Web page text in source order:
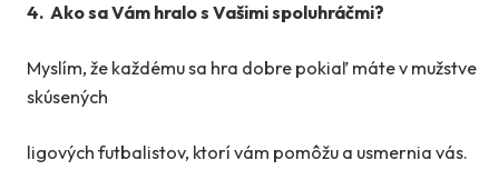
4. Ako sa Vám hralo s Vašimi spoluhráčmi?
Myslím, že každému sa hra dobre pokiaľ máte v mužstve
skúsených
ligových futbalistov, ktorí vám pomôžu a usmernia vás.